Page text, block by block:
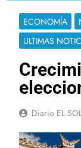
ECONOMÍA
ULTIMAS
Diario EL